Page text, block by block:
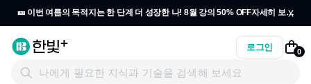
🎫 이번 여름의 목적지는 한 단계 더 성장한 나! 8월 강의 50% OFF자세히 보기
x
로그인 0